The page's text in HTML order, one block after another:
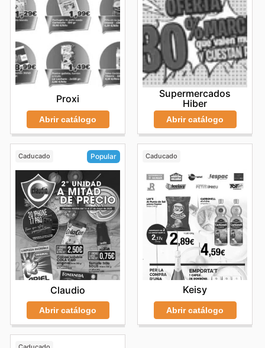
Proxi
Abrir catálogo
Supermercados
Hiber
Abrir catálogo
Caducado Popular
Claudio
Abrir catálogo
Caducado
Keisy
Abrir catálogo